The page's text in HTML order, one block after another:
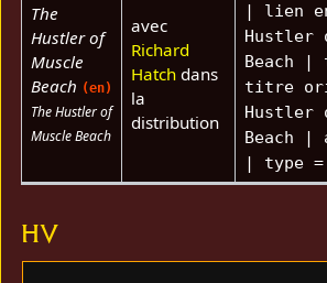
The
Hustler of
Muscle
Beach (en)
The Hustler of
Muscle Beach
avec
Richard
Hatchdans
la
distribution
| lien
Hustler
Beach
titre
Hustler
Beach |
| type =
HV